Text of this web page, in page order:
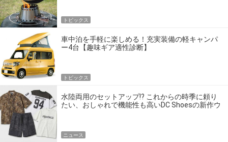
トピックス
車中泊を手軽に楽しめる！充実装備の軽キャンパ
ー4台【趣味ギア適性診断】
トピックス
水陸両用のセットアップ!? これからの時季に頼り
たい、おしゃれで機能性も高いDC Shoesの新作ウ
ニュース